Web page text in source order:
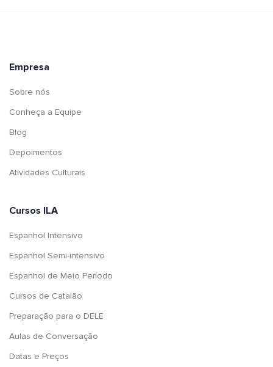
Empresa
Sobre nós
Conheça a Equipe
Blog
Depoimentos
Atividades Culturais
Cursos ILA
Espanhol Intensivo
Espanhol Semi-intensivo
Espanhol de Meio Período
Cursos de Catalão
Preparação para o DELE
Aulas de Conversação
Datas e Preços